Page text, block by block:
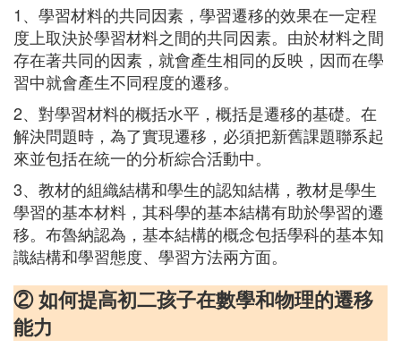
1、學習材料的共同因素，學習遷移的效果在一定程
度上取決於學習材料之間的共同因素。由於材料之間
存在著共同的因素，就會產生相同的反映，因而在學
習中就會產生不同程度的遷移。
2、對學習材料的概括水平，概括是遷移的基礎。在
解決問題時，為了實現遷移，必須把新舊課題聯系起
來並包括在統一的分析綜合活動中。
3、教材的組織結構和學生的認知結構，教材是學生
學習的基本材料，其科學的基本結構有助於學習的遷
移。布魯納認為，基本結構的概念包括學科的基本知
識結構和學習態度、學習方法兩方面。
② 如何提高初二孩子在數學和物理的遷移
能力